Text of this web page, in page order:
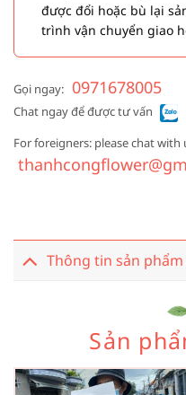
được đổi hoặc bù lại
trình vận chuyển giao
Gọi ngay: 0971678005
Chat ngay để được tư vấn
For foreigners: please chat with
Thông tin sản phẩm
Sản